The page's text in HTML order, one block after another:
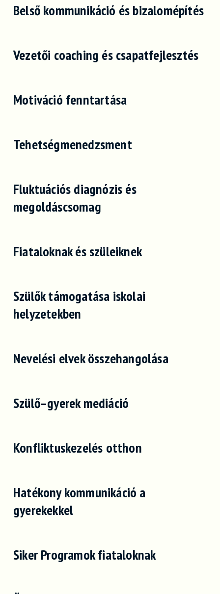
Belső kommunikáció és bizalomépítés
Vezetői coaching és csapatfejlesztés
Motiváció fenntartása
Tehetségmenedzsment
Fluktuációs diagnózis és
megoldáscsomag
Fiataloknak és szüleiknek
Szülők támogatása iskolai
helyzetekben
Nevelési elvek összehangolása
Szülő–gyerek mediáció
Konfliktuskezelés otthon
Hatékony kommunikáció a
gyerekekkel
Siker Programok fiataloknak